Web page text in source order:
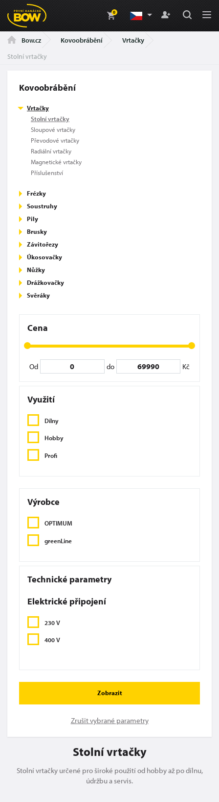
0
Bow.cz Kovoobrábění
Vrtačky
Stolní vrtačky
Kovoobrábění
Vrtačky
Stolní vrtačky
Sloupové vrtačky
Převodové vrtačky
Radiální vrtačky
Magnetické vrtačky
Příslušenství
Frézky
Soustruhy
Pily
Brusky
Závitořezy
Úkosovačky
Nůžky
Drážkovačky
Svěráky
Cena
Od do Kč
Využití
Dílny
Hobby
Profi
Výrobce
OPTIMUM
greenLine
Technické parametry
Elektrické připojení
230 V
400 V
Zobrazit
Zrušit vybrané parametry
Stolní vrtačky
Stolní vrtačky určené pro široké použití od hobby až po dílnu,
údržbu a servis.